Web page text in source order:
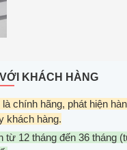
KHÁCH HÀNG
chính hãng, phát hiện
khách hàng.
từ 12 tháng đến 36 tháng